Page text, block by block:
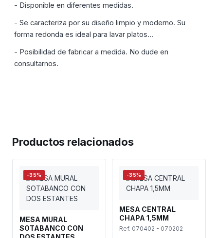
- Disponible en diferentes medidas.
- Se caracteriza por su diseño limpio y moderno. Su
forma redonda es ideal para lavar platos...
- Posibilidad de fabricar a medida. No dude en
consultarnos.
Productos relacionados
-35%
MESA MURAL
SOTABANCO CON
-35%
MESA CENTRAL
CHAPA 1,5MM
Ref. 070402 - 070202